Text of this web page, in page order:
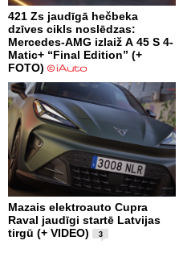
421 Zs jaudīgā hečbeka
dzīves cikls noslēdzas:
Mercedes-AMG izlaiž A 45 S 4-
Matic+ “Final Edition” (+
FOTO)
Mazais elektroauto Cupra
Raval jaudīgi startē Latvijas
tirgū (+ VIDEO)
3